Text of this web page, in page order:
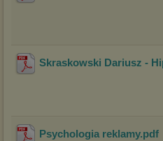
Skraskowski Dariusz -
Psychologia reklamy.pdf